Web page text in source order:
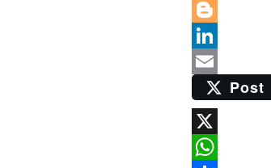
Twitter
Blogger
LinkedIn
Email Post
X